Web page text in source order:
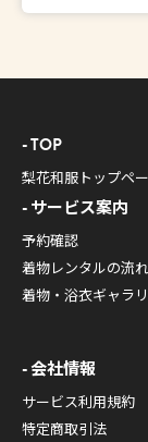
TOP
梨花和服トップペ
サービス案内
予約確認
着物レンタルの流れ
着物・浴衣ギャラ
会社情報
サービス利用規約
特定商取引法